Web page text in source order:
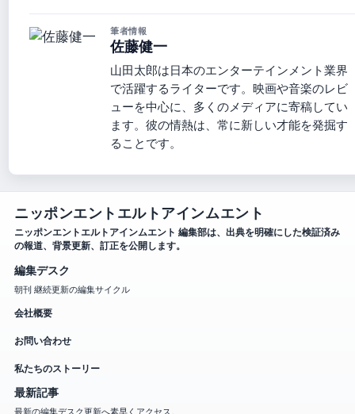
筆者情報
佐藤健一
山田太郎は日本のエンターテインメント業界
で活躍するライターです。映画や音楽のレビ
ューを中心に、多くのメディアに寄稿してい
ます。彼の情熱は、常に新しい才能を発掘す
ることです。
ニッポンエントエルトアインムエント
ニッポンエントエルトアインムエント 編集部は、出典を明確にした検証済み
の報道、背景更新、訂正を公開します。
編集デスク
朝刊 継続更新の編集サイクル
会社概要
お問い合わせ
私たちのストーリー
最新記事
最新の編集デスク更新へ素早くアクセス。